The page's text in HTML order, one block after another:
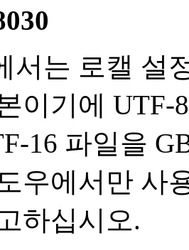
서는 로캘 설
이기에 UTF-
16 파일을
우에서만 사
하십시오.